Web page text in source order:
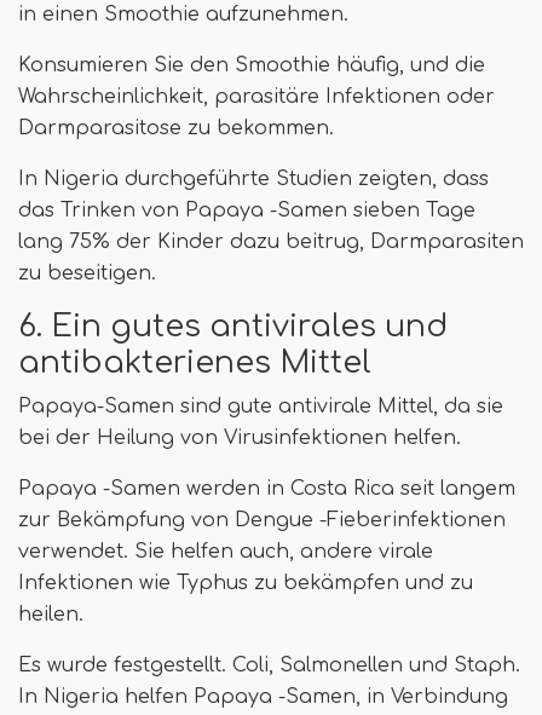
in einen Smoothie aufzunehmen.
Konsumieren Sie den Smoothie häufig, und die
Wahrscheinlichkeit, parasitäre Infektionen oder
Darmparasitose zu bekommen.
In Nigeria durchgeführte Studien zeigten, dass
das Trinken von Papaya -Samen sieben Tage
lang 75% der Kinder dazu beitrug, Darmparasiten
zu beseitigen.
6. Ein gutes antivirales und
antibakterienes Mittel
Papaya-Samen sind gute antivirale Mittel, da sie
bei der Heilung von Virusinfektionen helfen.
Papaya -Samen werden in Costa Rica seit langem
zur Bekämpfung von Dengue -Fieberinfektionen
verwendet. Sie helfen auch, andere virale
Infektionen wie Typhus zu bekämpfen und zu
heilen.
Es wurde festgestellt. Coli, Salmonellen und Staph.
In Nigeria helfen Papaya -Samen, in Verbindung